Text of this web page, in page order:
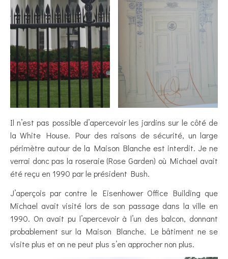
Il n’est pas possible d’apercevoir les jardins sur le côté de
la White House. Pour des raisons de sécurité, un large
périmètre autour de la Maison Blanche est interdit. Je ne
verrai donc pas la roseraie (Rose Garden) où Michael avait
été reçu en 1990 par le président Bush.
J’aperçois par contre le Eisenhower Office Building que
Michael avait visité lors de son passage dans la ville en
1990. On avait pu l’apercevoir à l’un des balcon, donnant
probablement sur la Maison Blanche. Le bâtiment ne se
visite plus et on ne peut plus s’en approcher non plus.